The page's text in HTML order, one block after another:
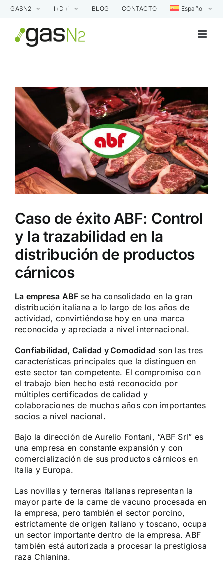
Saltar
contenido
GASN2 I+D+i BLOG CONTACTO Español
Ver
imagen
más
grande
Caso de éxito ABF: Control
y la trazabilidad en la
distribución de productos
cárnicos
La empresa ABF se ha consolidado en la gran
distribución italiana a lo largo de los años de
actividad, convirtiéndose hoy en una marca
reconocida y apreciada a nivel internacional.
Confiabilidad, Calidad y Comodidad son las tres
características principales que la distinguen en
este sector tan competente. El compromiso con
el trabajo bien hecho está reconocido por
múltiples certificados de calidad y
colaboraciones de muchos años con importantes
socios a nivel nacional.
Bajo la dirección de Aurelio Fontani, “ABF Srl” es
una empresa en constante expansión y con
comercialización de sus productos cárnicos en
Italia y Europa.
Las novillas y terneras italianas representan la
mayor parte de la carne de vacuno procesada en
la empresa, pero también el sector porcino,
estrictamente de origen italiano y toscano, ocupa
un sector importante dentro de la empresa. ABF
también está autorizada a procesar la prestigiosa
raza Chianina.